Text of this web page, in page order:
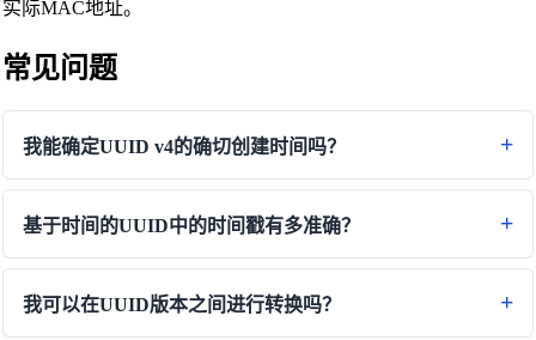
实际MAC地址。
常见问题
我能确定UUID v4的确切创建时间吗？
基于时间的UUID中的时间戳有多准确？
我可以在UUID版本之间进行转换吗？